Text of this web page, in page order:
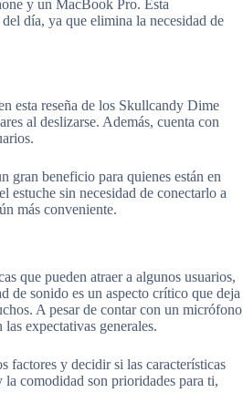
y un MacBook Pro. Esta
día, ya que elimina la necesidad de
esta reseña de los Skullcandy Dime
al deslizarse. Además, cuenta con
gran beneficio para quienes están en
sin necesidad de conectarlo a
más conveniente.
que pueden atraer a algunos usuarios,
de sonido es un aspecto crítico que deja
A pesar de contar con un micrófono
expectativas generales.
factores y decidir si las características
la comodidad son prioridades para ti,